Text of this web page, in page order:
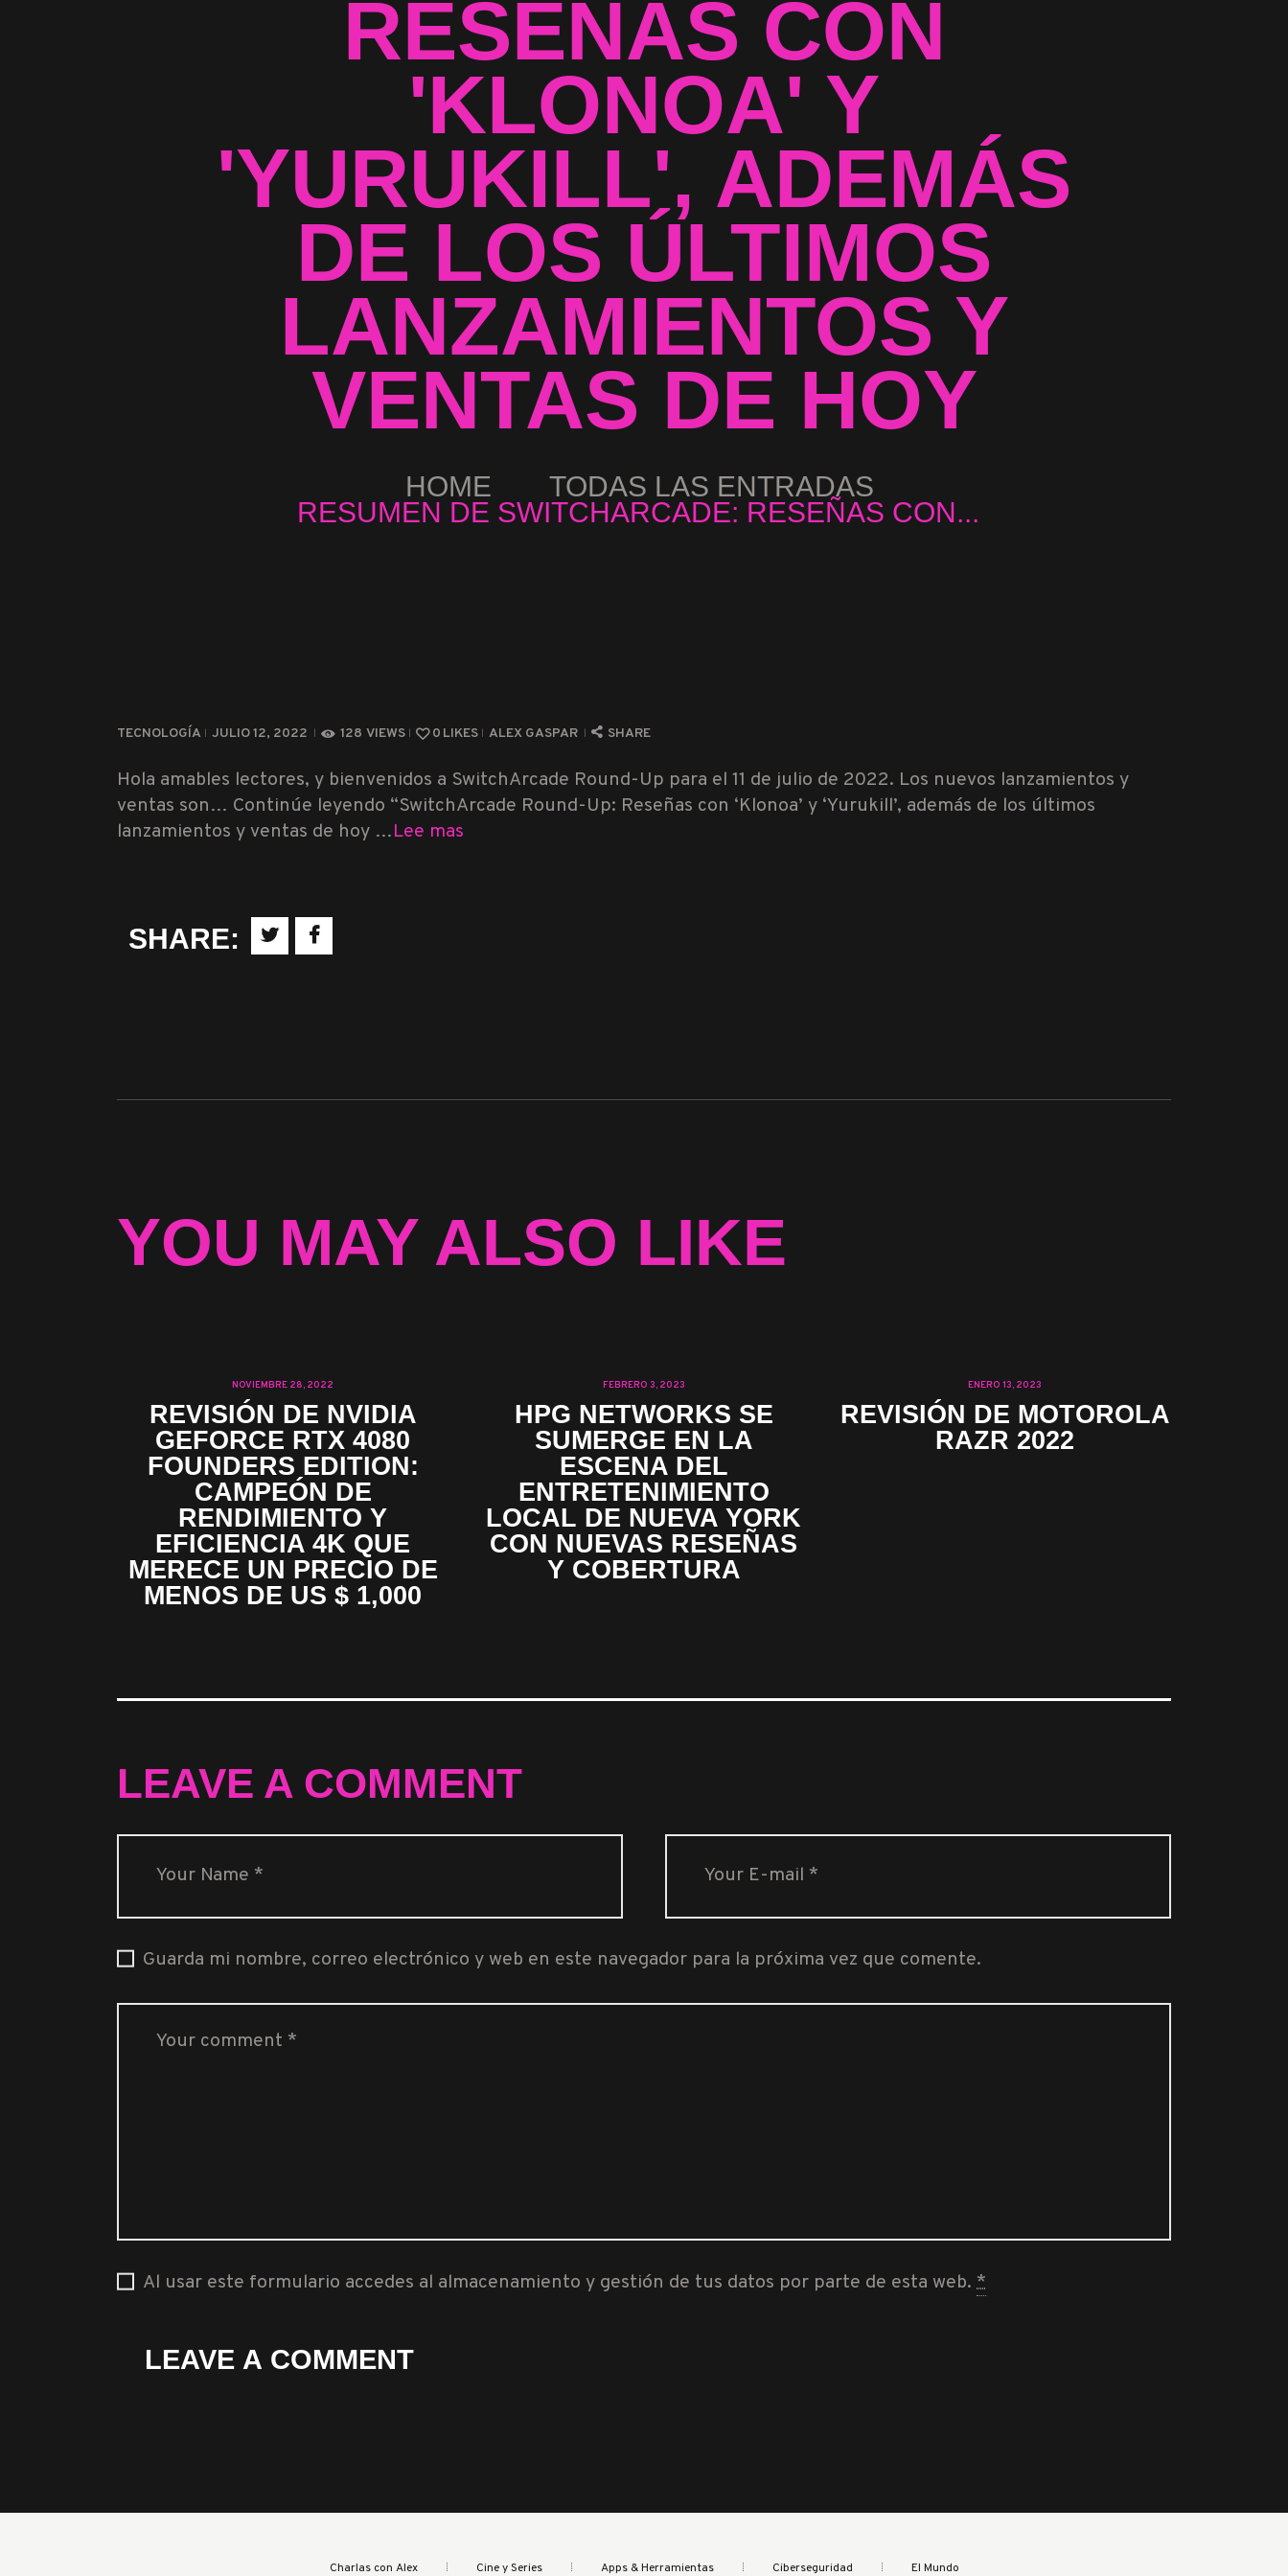
RESEÑAS CON
'KLONOA' Y
'YURUKILL', ADEMÁS
DE LOS ÚLTIMOS
LANZAMIENTOS Y
VENTAS DE HOY
HOME TODAS LAS ENTRADAS
RESUMEN DE SWITCHARCADE: RESEÑAS CON...
TECNOLOGÍA JULIO 12, 2022 128 VIEWS 0 LIKES ALEX GASPAR SHARE
Hola amables lectores, y bienvenidos a SwitchArcade Round-Up para el 11 de julio de 2022. Los nuevos lanzamientos y
ventas son… Continúe leyendo “SwitchArcade Round-Up: Reseñas con ‘Klonoa’ y ‘Yurukill’, además de los últimos
lanzamientos y ventas de hoy …Lee mas
SHARE:
YOU MAY ALSO LIKE
NOVIEMBRE 28, 2022
REVISIÓN DE NVIDIA
GEFORCE RTX 4080
FOUNDERS EDITION:
CAMPEÓN DE
RENDIMIENTO Y
EFICIENCIA 4K QUE
MERECE UN PRECIO DE
MENOS DE US $ 1,000
FEBRERO 3, 2023
HPG NETWORKS SE
SUMERGE EN LA
ESCENA DEL
ENTRETENIMIENTO
LOCAL DE NUEVA YORK
CON NUEVAS RESEÑAS
Y COBERTURA
ENERO 13, 2023
REVISIÓN DE MOTOROLA
RAZR 2022
LEAVE A COMMENT
Guarda mi nombre, correo electrónico y web en este navegador para la próxima vez que comente.
Al usar este formulario accedes al almacenamiento y gestión de tus datos por parte de esta web.*
Charlas con Alex Cine y Series Apps & Herramientas Ciberseguridad El Mundo